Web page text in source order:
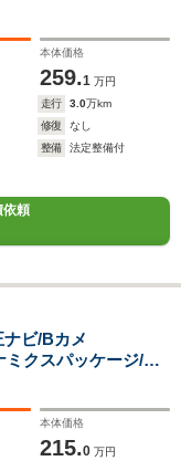
付きパワーシート/シ
レス
本体価格
259.1 万円
走行 3.0万km
修復
なし
整備
法定整備付
依頼
ビ/Bカメ
クスパッケージ/パ
ーズコントロール/
/デジタルメーター/
本体価格
215.0 万円